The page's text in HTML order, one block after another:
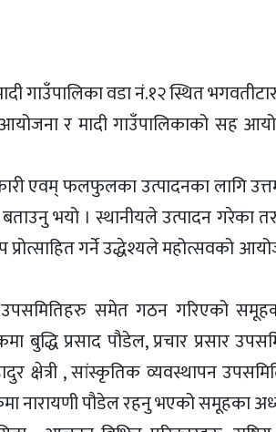
गाउँपालिका वडा नं.१२ स्थित
र मादी गाउँपालिकाको सह
एवम् फलफुलका उत्पादनका लागि
भयो । स्थानीयले उत्पादन गरेका
गर्ने उद्धेश्यले महोत्सवको
उपसमितिहरु समेत गठन गरिएको
बुद्धि प्रसाद पौडेल, प्रचार प्रसार
क्षेत्री , सांस्कृतिक व्यवस्थापन
नारायणी पौडेल रहनु भएको समूहका